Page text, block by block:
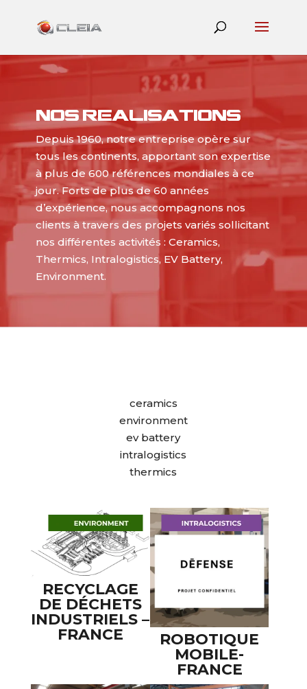
NOS REALISATIONS
Depuis 1960, notre entreprise opère sur
tous les continents, apportant son expertise
à plus de 600 références mondiales à ce
jour. Forts de plus de 60 années
d’expérience, nous accompagnons nos
clients à travers des projets variés sollicitant
nos différentes activités : Ceramics,
Thermics, Intralogistics, EV Battery,
Environment.
ceramics
environment
ev battery
intralogistics
thermics
RECYCLAGE
DE DÉCHETS
INDUSTRIELS –
FRANCE
ROBOTIQUE
MOBILE-
FRANCE